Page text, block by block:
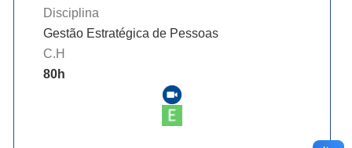
Disciplina
Gestão Estratégica de Pessoas
C.H
80h